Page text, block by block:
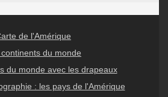
de l'Amérique
du monde
du monde avec les drapeaux
: les pays de l'Amérique